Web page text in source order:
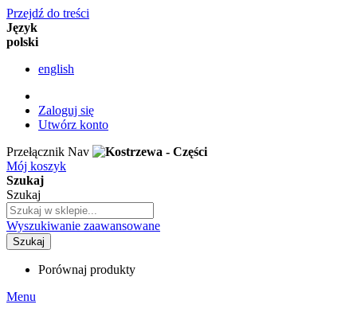
Przejdź do treści
Język
polski
english
Zaloguj się
Utwórz konto
Przełącznik Nav
Mój koszyk
Szukaj
Szukaj
Wyszukiwanie zaawansowane
Szukaj
Porównaj produkty
Menu